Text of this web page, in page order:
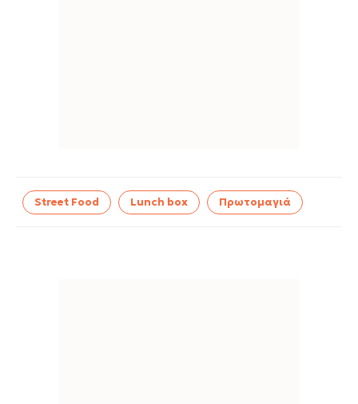
Street Food Lunch box Πρωτομαγιά